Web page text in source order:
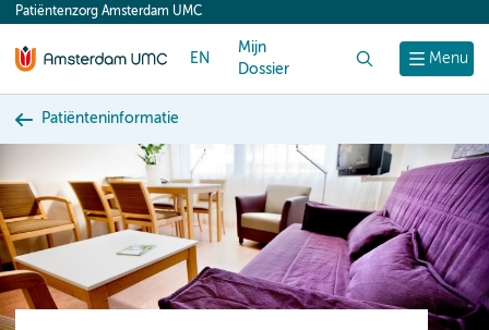
content
Menu
Patiëntenzorg Amsterdam UMC
EN
Mijn
Dossier
Patiënteninformatie